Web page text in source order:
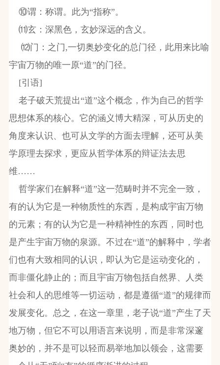
⑩谓：称谓。此为“指称”。
⑾玄：深黑色，玄妙深远的含义。
⑿门：之门 ,一切奥妙变化的总门径，此用来比喻
宇宙万物的唯一原“道”的门径。
[引语]
老子破天荒提出“道”这个概念，作为自己的哲学
思想体系的核心。它的涵义博大精深，可从历史的
角度来认识、也可从文学的方面去理解，还可从美
学原理去探求，更应从哲学体系的辩证法去思
维……
哲学家们在解释“道”这一范畴时并不完全一致，
有的认为它是一种物质性的东西，是构成宇宙万物
的元素；有的认为它是一种精神性的东西，同时也
是产生宇宙万物的泉源。不过在“道”的解释中，学者
们也有大致相同的认识，即认为它是运动变化的，
而非僵化静止的；而且宇宙万物包括自然界、人类
社会和人的思维等一切运动，都是遵循“道”的规律而
发展变化。总之，在这一章里，老子说“道”产生了天
地万物，但它不可以用语言来说明，而是非常深邃
奥妙的，并不是可以轻而易举地加以领会，这需要